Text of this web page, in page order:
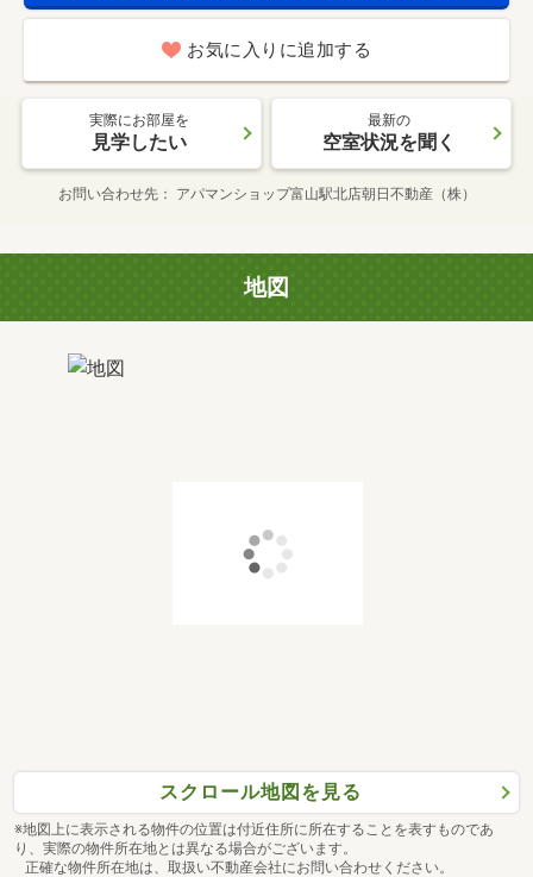
お気に入りに追加する
実際にお部屋を
見学したい
最新の
空室状況を聞く
お問い合わせ先 アパマンショップ富山駅北店朝日不動産（株）
地図
スクロール地図を見る
※地図上に表示される物件の位置は付近住所に所在することを表すものであ
り、実際の物件所在地とは異なる場合がございます。
正確な物件所在地は、取扱い不動産会社にお問い合わせください。